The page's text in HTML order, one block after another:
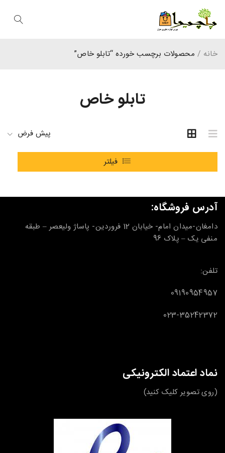
تابلو خاص
خانه / محصولات برچسب خورده “تابلو خاص”
پیش فرض
فیلتر
آدرس فروشگاه:
دامغان-میدان امام- خیابان 12 فروردین- پاساژ ولیعصر – طبقه
منفی یک – پلاک 96
تلفن:
09190954957
023-35242372
نماد اعتماد الکترونیکی
(روی تصویر کلیک کنید)